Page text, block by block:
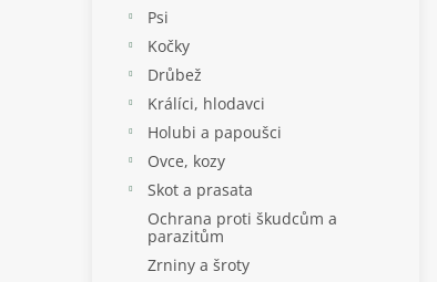
Psi
Kočky
Drůbež
Králíci, hlodavci
Holubi a papoušci
Ovce, kozy
Skot a prasata
Ochrana proti škudcům a
parazitům
Zrniny a šroty